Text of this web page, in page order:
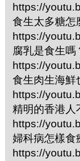
https://
食生太多糖
https://
腐乳是食生
https://
食生肉生海
https://
精明的香港
https://
婦科病怎樣
https://